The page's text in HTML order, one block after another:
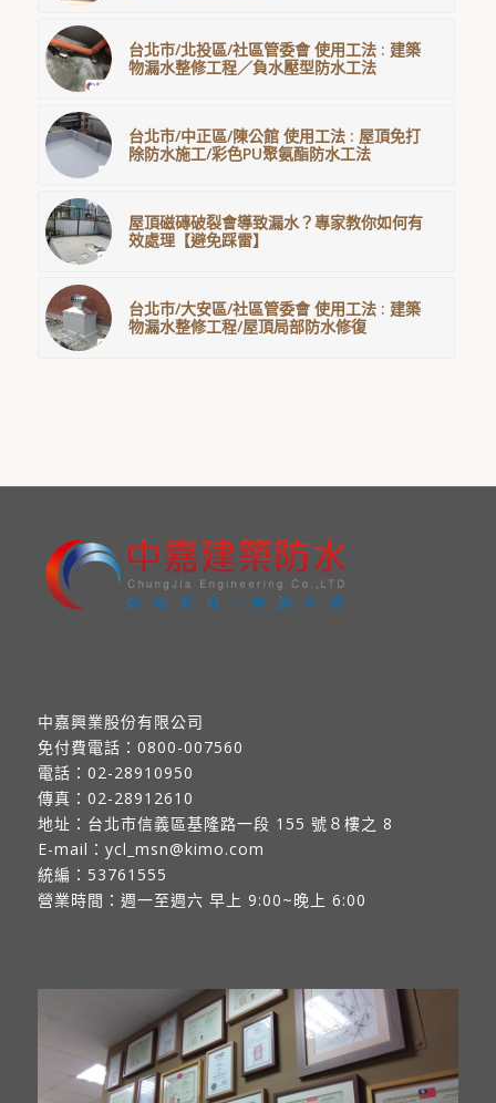
台北市/北投區/社區管委會 使用工法 : 建築
物漏水整修工程／負水壓型防水工法
台北市/中正區/陳公館 使用工法 : 屋頂免打
除防水施工/彩色PU聚氨酯防水工法
屋頂磁磚破裂會導致漏水？專家教你如何有
效處理【避免踩雷】
台北市/大安區/社區管委會 使用工法 : 建築
物漏水整修工程/屋頂局部防水修復
中嘉興業股份有限公司
免付費電話： 0800-007560
電話： 02-28910950
傳真： 02-28912610
地址： 台北市信義區基隆路一段 155 號８樓之 8
E-mail： ycl_msn@kimo.com
統編：53761555
營業時間：週一至週六 早上 9:00~晚上 6:00